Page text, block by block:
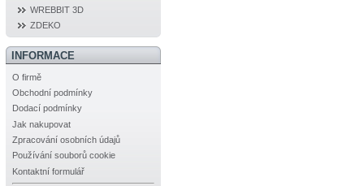
WREBBIT 3D
ZDEKO
INFORMACE
O firmě
Obchodní podmínky
Dodací podmínky
Jak nakupovat
Zpracování osobních údajů
Používání souborů cookie
Kontaktní formulář